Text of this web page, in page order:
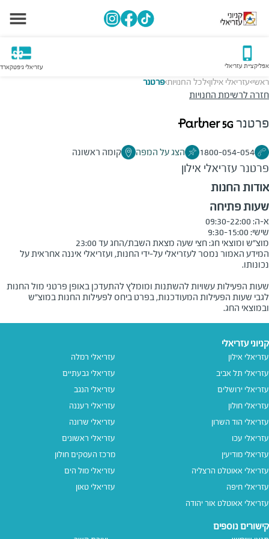
אפליקציית עזריאלי עזריאלי גיפטקארד
ראשי>עזריאלי אילון>לכל החנויות>פרטנר
חזרה לרשימת החנויות
פרטנר
1800-054-054 הצג על המפה קומה ראשונה
פרטנרעזריאלי אילון
אודות החנות
שעות פתיחה
מוצ״ש ומוצאי חג: חצי שעה מצאת השבת/החג עד 23:00
המידע האמור נמסר לעזריאלי על-ידי החנות, ועזריאלי איננה אחראית על
שעות הפעילות עשויות להשתנות ומומלץ להתעדכן באופן פרטני מול החנות
לגבי שעות הפעילות המעודכנות, בפרט ביחס לפעילות החנות במוצ"ש
ובמוצאי החג.
קניוני עזריאלי
עזריאלי אילון
עזריאלי תל אביב
עזריאלי ירושלים
עזריאלי חולון
עזריאלי הוד השרון
עזריאלי עכו
עזריאלי מודיעין
עזריאלי אאוטלט הרצליה
עזריאלי חיפה
עזריאלי אאוטלט אור יהודה
עזריאלי רמלה
עזריאלי גבעתיים
עזריאלי הנגב
עזריאלי רעננה
עזריאלי שרונה
עזריאלי ראשונים
מרכז העסקים חולון
עזריאלי מול הים
עזריאלי טאון
קישורים נוספים